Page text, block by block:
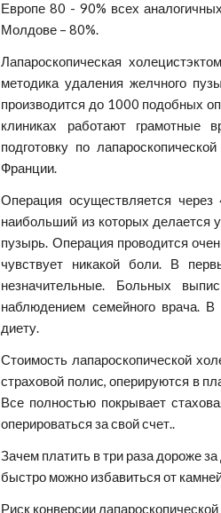
Европе 80 - 90% всех
Молдове – 80%.
Лапароскопическая
методика удаления желчного
производится до 1000 подобных
клиниках работают грамотные
подготовку по
Франции.
Операция осуществляется
наибольший из которых делается
пузырь. Операция проводится
чувствует никакой боли. В
незначительные. Больных
наблюдением семейного врача.
диету.
Стоимость лапароскопической
страховой полис, оперируются в
Все полностью покрывает
оперироваться за свой счет..
Зачем платить в три раза дороже
быстро можно избавиться от
Риск конверсии